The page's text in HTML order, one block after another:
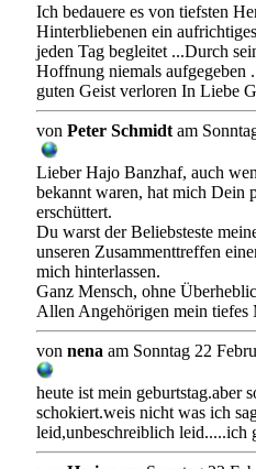
Ich bedauere es von tiefsten
Hinterbliebenen ein
jeden Tag begleitet ...Durch
Hoffnung niemals aufgegeben
guten Geist verloren In Liebe
von Peter Schmidt am
Lieber Hajo Banzhaf, auch
bekannt waren, hat mich Dein
erschüttert.
Du warst der Beliebsteste
unseren Zusammenttreffen
mich hinterlassen.
Ganz Mensch, ohne
Allen Angehörigen mein tiefes
von nena am Sonntag 22
heute ist mein geburtstag.aber
schokiert.weis nicht was ich
leid,unbeschreiblich leid.....ich